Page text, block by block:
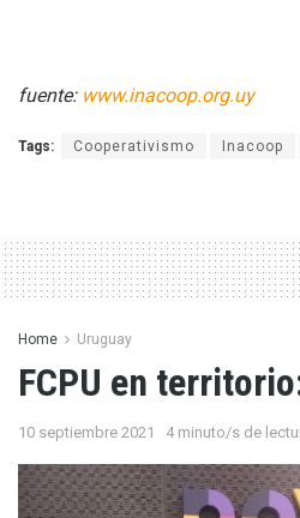
fuente: www.inacoop.org.uy
Tags: Cooperativismo Inacoop
Home Uruguay
FCPU en
10 septiembre 2021 4 minuto/s de